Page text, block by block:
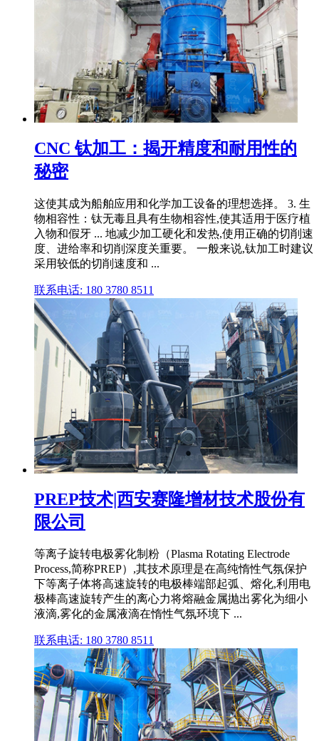
CNC 钛加工：揭开精度和耐用性的
秘密
这使其成为船舶应用和化学加工设备的理想选择。 3. 生
物相容性：钛无毒且具有生物相容性,使其适用于医疗植
入物和假牙 ... 地减少加工硬化和发热,使用正确的切削速
度、进给率和切削深度关重要。 一般来说,钛加工时建议
采用较低的切削速度和 ...
联系电话: 180 3780 8511
PREP技术|西安赛隆增材技术股份有
限公司
等离子旋转电极雾化制粉（Plasma Rotating Electrode
Process,简称PREP）,其技术原理是在高纯惰性气氛保护
下等离子体将高速旋转的电极棒端部起弧、熔化,利用电
极棒高速旋转产生的离心力将熔融金属抛出雾化为细小
液滴,雾化的金属液滴在惰性气氛环境下 ...
联系电话: 180 3780 8511